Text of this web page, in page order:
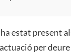
estat present al
per deure